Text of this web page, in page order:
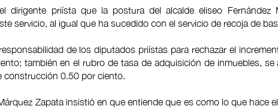
dirigente priísta que la postura del alcalde eliseo Fernández
servicio, al igual que ha sucedido con el servicio de recoja de
de los diputados priístas para rechazar el
también en el rubro de tasa de adquisición de inmuebles,
construcción 0.50 por ciento.
Zapata insistió en que entiende que es como lo que hace